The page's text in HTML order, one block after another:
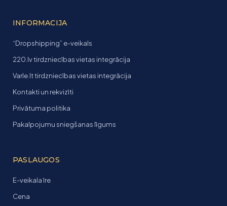
INFORMACIJA
“Dropshipping” e-veikals
220.lv tirdzniecības vietas integrācija
Varle.lt tirdzniecības vietas integrācija
Kontakti un rekvizīti
Privātuma politika
Pakalpojumu sniegšanas līgums
PASLAUGOS
E-veikala īre
Cena